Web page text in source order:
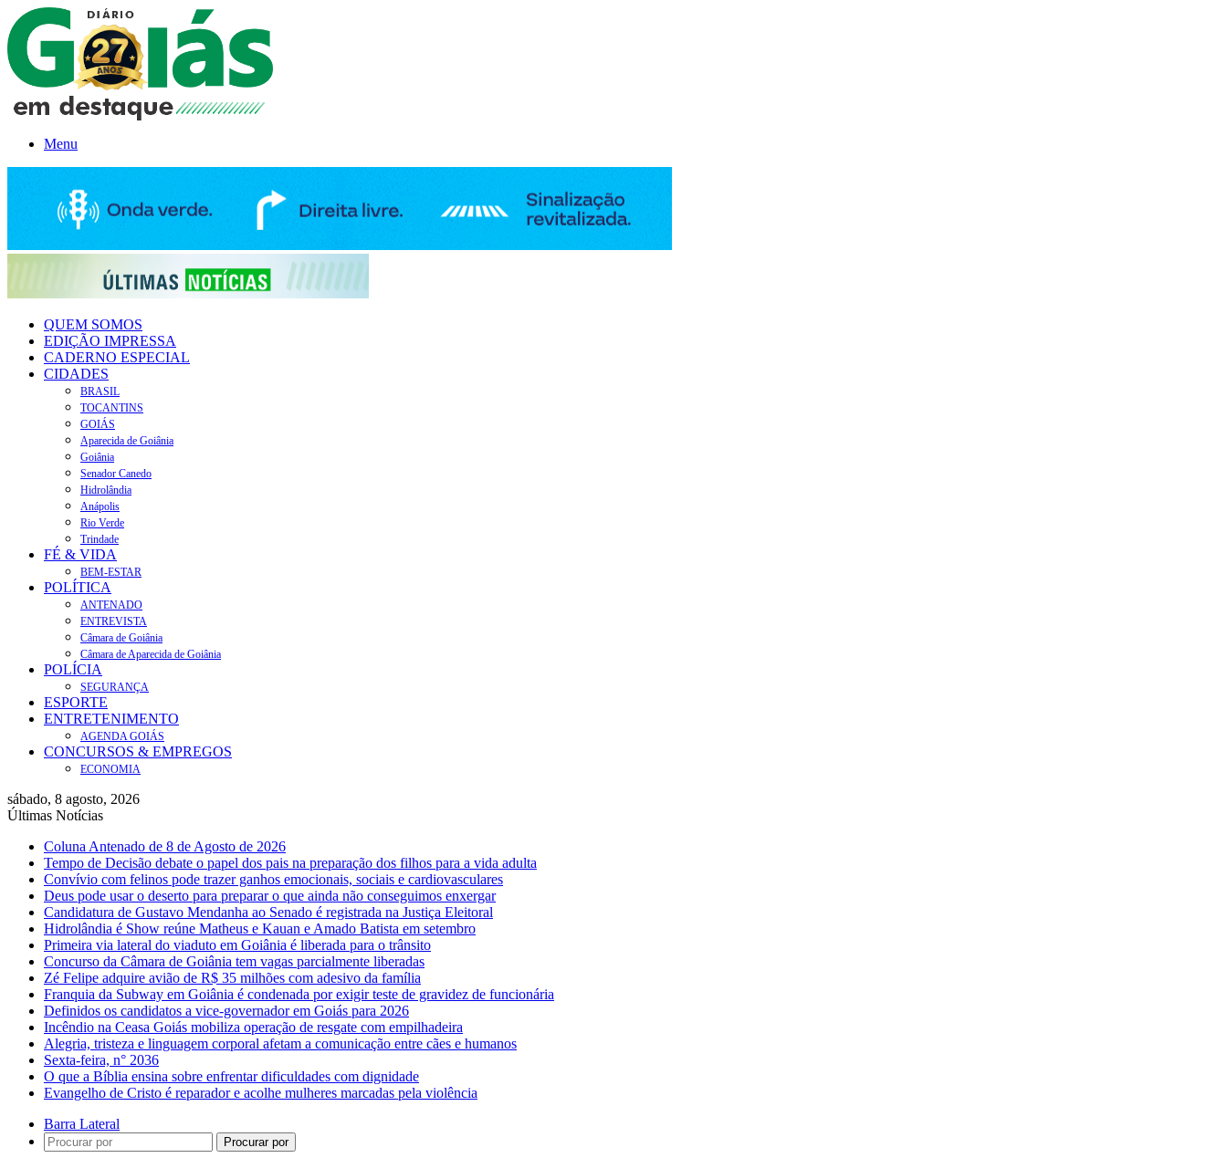
Menu
QUEM SOMOS
EDIÇÃO IMPRESSA
CADERNO ESPECIAL
CIDADES
BRASIL
TOCANTINS
GOIÁS
Aparecida de Goiânia
Goiânia
Senador Canedo
Hidrolândia
Anápolis
Rio Verde
Trindade
FÉ & VIDA
BEM-ESTAR
POLÍTICA
ANTENADO
ENTREVISTA
Câmara de Goiânia
Câmara de Aparecida de Goiânia
POLÍCIA
SEGURANÇA
ESPORTE
ENTRETENIMENTO
AGENDA GOIÁS
CONCURSOS & EMPREGOS
ECONOMIA
sábado, 8 agosto, 2026
Últimas Notícias
Coluna Antenado de 8 de Agosto de 2026
Tempo de Decisão debate o papel dos pais na preparação dos filhos para a vida adulta
Convívio com felinos pode trazer ganhos emocionais, sociais e cardiovasculares
Deus pode usar o deserto para preparar o que ainda não conseguimos enxergar
Candidatura de Gustavo Mendanha ao Senado é registrada na Justiça Eleitoral
Hidrolândia é Show reúne Matheus e Kauan e Amado Batista em setembro
Primeira via lateral do viaduto em Goiânia é liberada para o trânsito
Concurso da Câmara de Goiânia tem vagas parcialmente liberadas
Zé Felipe adquire avião de R$ 35 milhões com adesivo da família
Franquia da Subway em Goiânia é condenada por exigir teste de gravidez de funcionária
Definidos os candidatos a vice-governador em Goiás para 2026
Incêndio na Ceasa Goiás mobiliza operação de resgate com empilhadeira
Alegria, tristeza e linguagem corporal afetam a comunicação entre cães e humanos
Sexta-feira, n° 2036
O que a Bíblia ensina sobre enfrentar dificuldades com dignidade
Evangelho de Cristo é reparador e acolhe mulheres marcadas pela violência
Barra Lateral
Procurar por